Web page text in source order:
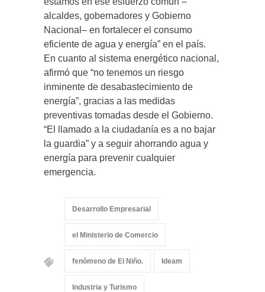
alcaldes, gobernadores y Gobierno
Nacional– en fortalecer el consumo
eficiente de agua y energía” en el país.
En cuanto al sistema energético nacional,
afirmó que “no tenemos un riesgo
inminente de desabastecimiento de
energía”, gracias a las medidas
preventivas tomadas desde el Gobierno.
“El llamado a la ciudadanía es a no bajar
la guardia” y a seguir ahorrando agua y
energía para prevenir cualquier
emergencia.
Desarrollo Empresarial
el Ministerio de Comercio
fenómeno de El Niño. Ideam
Industria y Turismo